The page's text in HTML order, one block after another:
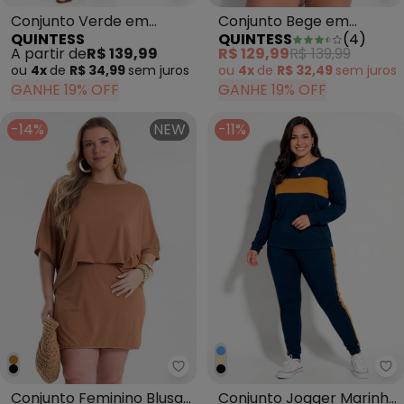
Conjunto Verde em
Malha de Viscose
QUINTESS
A partir deR$ 139,99
ou 4x de R$ 34,99 sem juros
GANHE 19% OFF
Conjunto Bege em
Canelado Listrado
QUINTESS (4)
R$ 129,99R$ 139,99
ou 4x de R$ 32,49 sem juros
GANHE 19% OFF
-14%
NEW
Secret Glam - Conjunto
Conjunto Feminino Blusa
-11%
Conjunto Jogger Marinho